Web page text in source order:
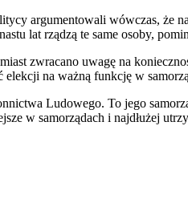
argumentowali wówczas, że
lat rządzą te same osoby,
zwracano uwagę na
elekcji na ważną funkcję w
Ludowego. To jego
w samorządach i najdłużej